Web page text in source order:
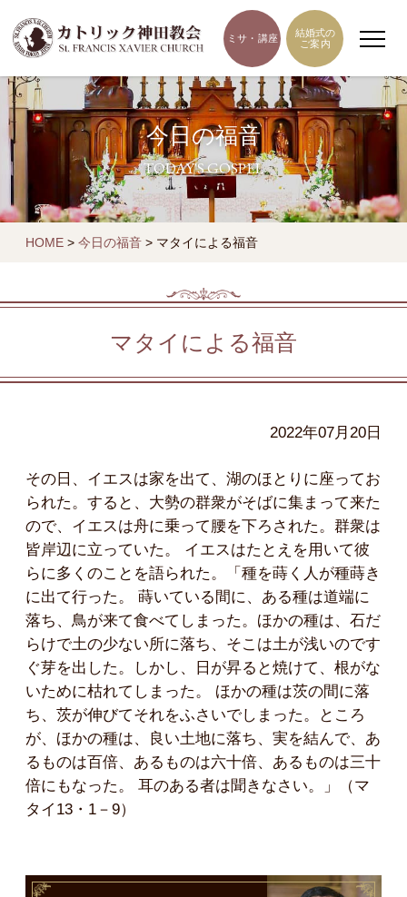
ミサ・講座
結婚式の
ご案内
今日の福音
TODAY'S GOSPEL
HOME > 今日の福音 > マタイによる福音
マタイによる福音
2022年07月20日
その日、イエスは家を出て、湖のほとりに座ってお
られた。すると、大勢の群衆がそばに集まって来た
ので、イエスは舟に乗って腰を下ろされた。群衆は
皆岸辺に立っていた。 イエスはたとえを用いて彼
らに多くのことを語られた。「種を蒔く人が種蒔き
に出て行った。 蒔いている間に、ある種は道端に
落ち、鳥が来て食べてしまった。ほかの種は、石だ
らけで土の少ない所に落ち、そこは土が浅いのです
ぐ芽を出した。しかし、日が昇ると焼けて、根がな
いために枯れてしまった。 ほかの種は茨の間に落
ち、茨が伸びてそれをふさいでしまった。ところ
が、ほかの種は、良い土地に落ち、実を結んで、あ
るものは百倍、あるものは六十倍、あるものは三十
倍にもなった。 耳のある者は聞きなさい。」（マ
タイ13・1－9）